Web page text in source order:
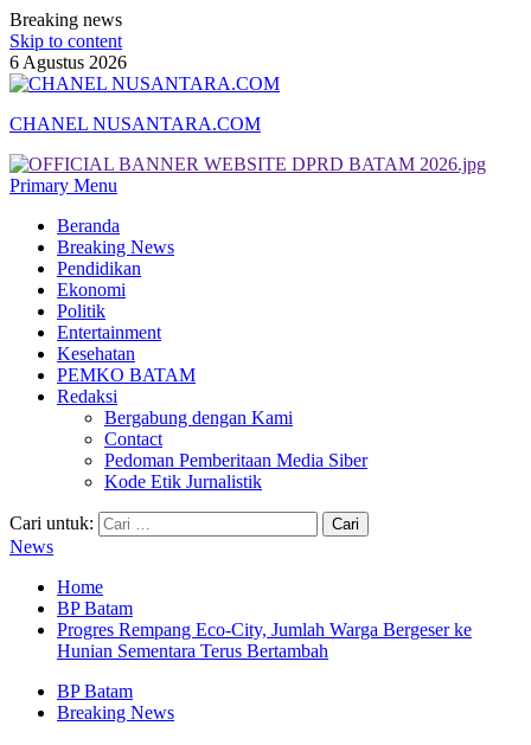
Breaking news
Skip to content
6 Agustus 2026
CHANEL NUSANTARA.COM
Primary Menu
Beranda
Breaking News
Pendidikan
Ekonomi
Politik
Entertainment
Kesehatan
PEMKO BATAM
Redaksi
Bergabung dengan Kami
Contact
Pedoman Pemberitaan Media Siber
Kode Etik Jurnalistik
Cari untuk:
News
Home
BP Batam
Progres Rempang Eco-City, Jumlah Warga Bergeser ke
Hunian Sementara Terus Bertambah
BP Batam
Breaking News